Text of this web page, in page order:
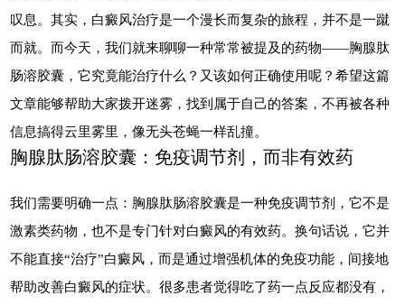
叹息。其实，白癜风治疗是一个漫长而复杂的旅程，并不是一蹴
而就。而今天，我们就来聊聊一种常常被提及的药物——胸腺肽
肠溶胶囊，它究竟能治疗什么？又该如何正确使用呢？希望这篇
文章能够帮助大家拨开迷雾，找到属于自己的答案，不再被各种
信息搞得云里雾里，像无头苍蝇一样乱撞。
胸腺肽肠溶胶囊：免疫调节剂，而非有效药
我们需要明确一点：胸腺肽肠溶胶囊是一种免疫调节剂，它不是
激素类药物，也不是专门针对白癜风的有效药。换句话说，它并
不能直接“治疗”白癜风，而是通过增强机体的免疫功能，间接地
帮助改善白癜风的症状。很多患者觉得吃了药一点反应都没有，